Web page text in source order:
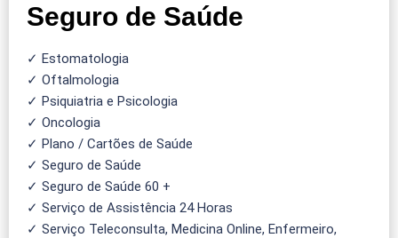
Seguro de Saúde
✓ Estomatologia
✓ Oftalmologia
✓ Psiquiatria e Psicologia
✓ Oncologia
✓ Plano / Cartões de Saúde
✓ Seguro de Saúde
✓ Seguro de Saúde 60 +
✓ Serviço de Assistência 24 Horas
✓ Serviço Teleconsulta, Medicina Online, Enfermeiro,